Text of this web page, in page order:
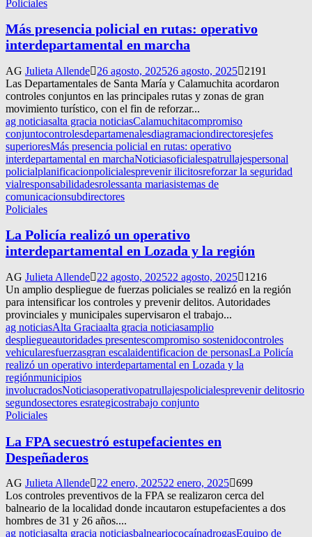
Policiales
Más presencia policial en rutas: operativo
interdepartamental en marcha
AG Julieta Allende 26 agosto, 202526 agosto, 2025
2191
Las Departamentales de Santa María y Calamuchita acordaron
controles conjuntos en las principales rutas y zonas de gran
movimiento turístico, con el fin de reforzar...
ag noticiasalta gracia noticiasCalamuchitacompromiso
conjuntocontrolesdepartamenalesdiagramaciondirectoresjefes
superioresMás presencia policial en rutas: operativo
interdepartamental en marchaNoticiasoficialespatrullajespersonal
policialplanificacionpolicialesprevenir ilicitosreforzar la seguridad
vialresponsabilidadesrolessanta mariasistemas de
comunicacionsubdirectores
Policiales
La Policía realizó un operativo
interdepartamental en Lozada y la región
AG Julieta Allende 22 agosto, 202522 agosto, 2025
1216
Un amplio despliegue de fuerzas policiales se realizó en la región
para intensificar los controles y prevenir delitos. Autoridades
provinciales y municipales supervisaron el trabajo...
ag noticiasAlta Graciaalta gracia noticiasamplio
despliegueautoridades presentescompromiso sostenidocontroles
vehicularesfuerzasgran escalaidentificacion de personasLa Policía
realizó un operativo interdepartamental en Lozada y la
regiónmunicipios
involucradosNoticiasoperativopatrullajespolicialesprevenir delitosrio
segundosectores esrategicostrabajo conjunto
Policiales
La FPA secuestró estupefacientes en
Despeñaderos
AG Julieta Allende 22 enero, 202522 enero, 2025 699
Los controles preventivos de la FPA se realizaron cerca del
balneario de la localidad donde incautaron estupefacientes a dos
hombres de 31 y 26 años....
ag noticiasalta gracia noticiasbalneariococaínadrogasEquipo de